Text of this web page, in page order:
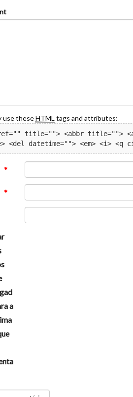
use theseHTML tags and attributes:
title=""> <abbr title="">
<del datetime=""> <em> <i>
*
*
a